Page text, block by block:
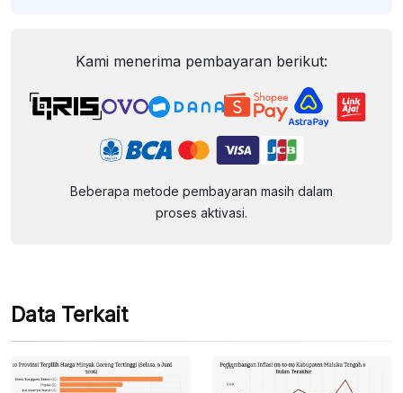
Kami menerima pembayaran berikut:
Beberapa metode pembayaran masih dalam
proses aktivasi.
Data Terkait